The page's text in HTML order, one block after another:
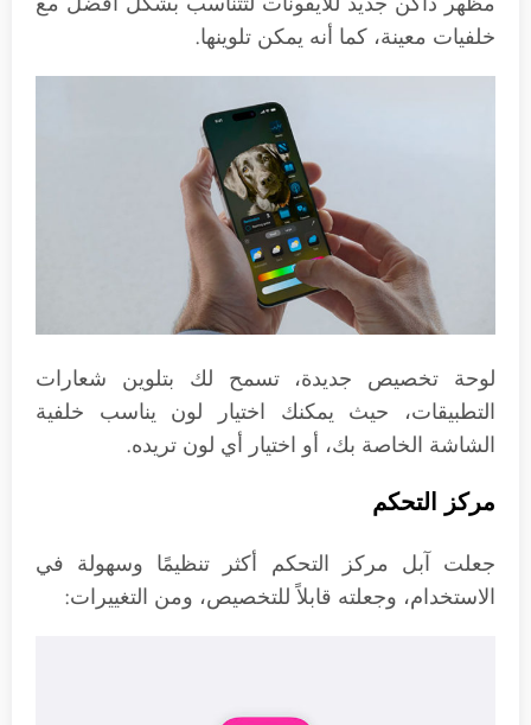
خلفيات معينة، كما أنه يمكن تلوينها.
لوحة تخصيص جديدة، تسمح لك بتلوين شعارات
التطبيقات، حيث يمكنك اختيار لون يناسب خلفية
الشاشة الخاصة بك، أو اختيار أي لون تريده.
مركز التحكم
جعلت آبل مركز التحكم أكثر تنظيمًا وسهولة في
الاستخدام، وجعلته قابلاً للتخصيص، ومن التغييرات: